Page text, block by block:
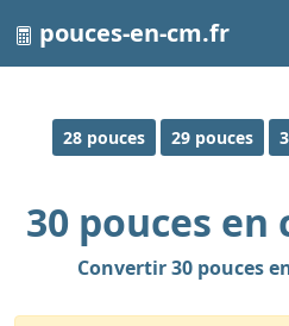
pouces-en-cm.fr
28 pouces 29 pouces
30 pouces
Convertir 30 pouces